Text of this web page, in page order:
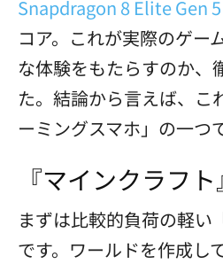
Snapdragon 8 Elite Gen 5
コア。これが実際のゲー
な体験をもたらすのか、
た。結論から言えば、こ
ーミングスマホ」の一つ
『マインクラフ
まずは比較的負荷の軽い
です。ワールドを作成し